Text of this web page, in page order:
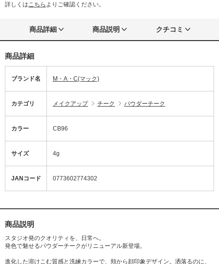
詳しくはこちら よりご確認ください。
商品詳細 商品説明 クチコミ
商品詳細
ブランド名 M・A・C(マック)
カテゴリ メイクアップ チーク パウダーチーク
カラー CB96
サイズ 4g
JANコード 0773602774302
商品説明
スタジオ発のクオリティを、日常へ。
発色で魅せるパウダーチークがリニューアル新登場。
進化した溶けこむ質感と洗練カラーで、頬から顔印象デザイン。洒落るのに、